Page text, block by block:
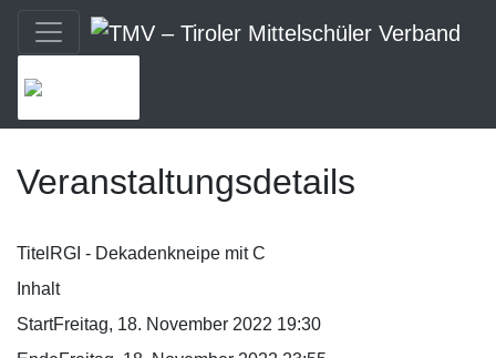
Veranstaltungsdetails
Titel RGI - Dekadenkneipe mit C
Inhalt
StartFreitag, 18. November 2022 19:30